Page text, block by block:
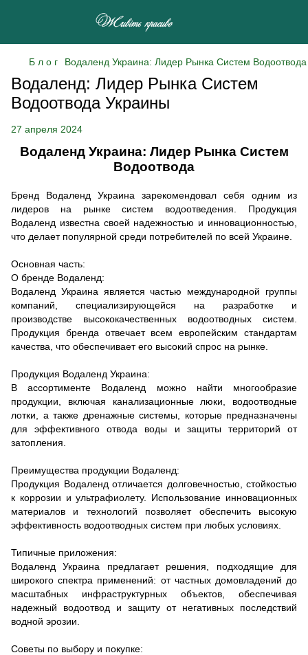
Б л о г Водаленд Украина: Лидер Рынка Систем Водоотвода
Водаленд: Лидер Рынка Систем
Водоотвода Украины
27 апреля 2024
Водаленд Украина: Лидер Рынка Систем
Водоотвода
Бренд Водаленд Украина зарекомендовал себя одним из
лидеров на рынке систем водоотведения. Продукция
Водаленд известна своей надежностью и инновационностью,
что делает популярной среди потребителей по всей Украине.
Основная часть:
О бренде Водаленд:
Водаленд Украина является частью международной группы
компаний, специализирующейся на разработке и
производстве высококачественных водоотводных систем.
Продукция бренда отвечает всем европейским стандартам
качества, что обеспечивает его высокий спрос на рынке.
Продукция Водаленд Украина:
В ассортименте Водаленд можно найти многообразие
продукции, включая канализационные люки, водоотводные
лотки, а также дренажные системы, которые предназначены
для эффективного отвода воды и защиты территорий от
затопления.
Преимущества продукции Водаленд:
Продукция Водаленд отличается долговечностью, стойкостью
к коррозии и ультрафиолету. Использование инновационных
материалов и технологий позволяет обеспечить высокую
эффективность водоотводных систем при любых условиях.
Типичные приложения:
Водаленд Украина предлагает решения, подходящие для
широкого спектра применений: от частных домовладений до
масштабных инфраструктурных объектов, обеспечивая
надежный водоотвод и защиту от негативных последствий
водной эрозии.
Советы по выбору и покупке: